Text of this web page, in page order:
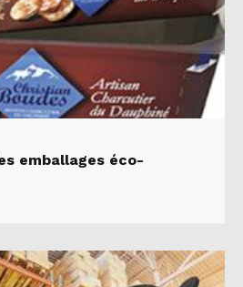
emballages éco-